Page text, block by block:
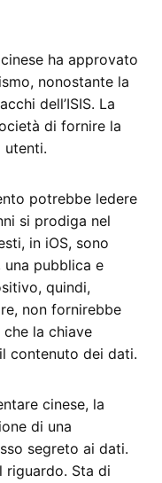
ha approvato
nonostante la
dell’ISIS. La
di fornire la
utenti.
potrebbe ledere
si prodiga nel
in iOS, sono
pubblica e
quindi,
non fornirebbe
la chiave
contenuto dei dati.
cinese, la
di una
segreto ai dati.
riguardo. Sta di